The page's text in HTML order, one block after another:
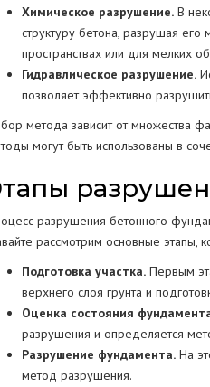
Химическое разрушение. В
структуру бетона, разрушая его
пространствах или для мелких
Гидравлическое разрушение.
позволяет эффективно
метода зависит от множества
могут быть использованы в
разрушения бетонного
рассмотрим основные этапы,
Подготовка участка. Первым
верхнего слоя грунта и
Оценка состояния
разрушения и определяется
Разрушение фундамента. На
метод разрушения.